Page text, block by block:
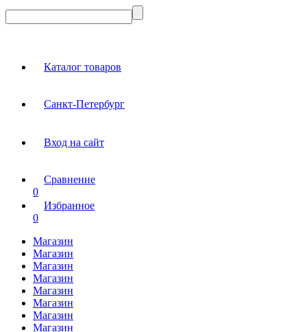
Каталог товаров
Санкт-Петербург
Вход на сайт
Сравнение
0
Избранное
0
Магазин
Магазин
Магазин
Магазин
Магазин
Магазин
Магазин
Магазин